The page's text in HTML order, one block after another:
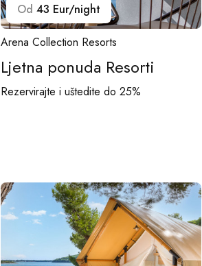
Od 43 Eur/night
Arena Collection Resorts
Ljetna ponuda Resorti
Rezervirajte i uštedite do 25%